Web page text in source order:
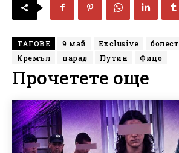
ТАГОВЕ 9 май Exclusive болест
Кремъл
парад Путин Фицо
Прочетете още